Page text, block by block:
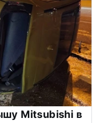
Mitsubishi в